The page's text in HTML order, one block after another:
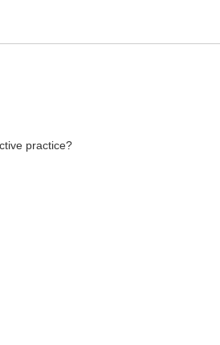
practice?